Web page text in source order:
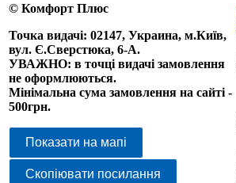
© Комфорт Плюс
Точка видачі: 02147, Украина, м.Київ,
вул. Є.Сверстюка, 6-А.
УВАЖНО: в точці видачі замовлення
не оформлюються.
Мінімальна сума замовлення на сайті -
500грн.
Показати на мапі
Скопіювати посилання